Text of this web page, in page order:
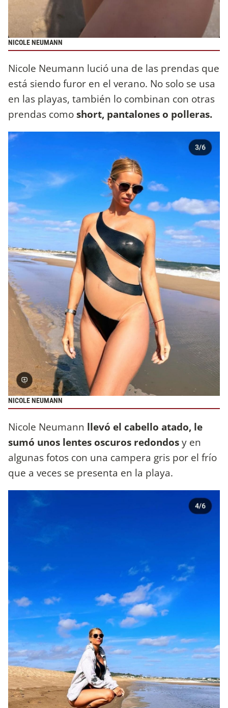
NICOLE NEUMANN
Nicole Neumann lució una de las prendas que
está siendo furor en el verano. No solo se usa
en las playas, también lo combinan con otras
prendas comoshort, pantalones o polleras.
NICOLE NEUMANN
Nicole Neumann llevó el cabello atado, le
sumó unos lentes oscuros redondosy en
algunas fotos con una campera gris por el frío
que a veces se presenta en la playa.